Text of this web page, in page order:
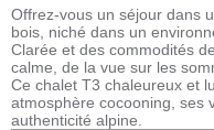
Offrez-vous un séjour dans
bois, niché dans un
Clarée et des commodités
calme, de la vue sur les
Ce chalet T3 chaleureux et
atmosphère cocooning, ses
authenticité alpine.